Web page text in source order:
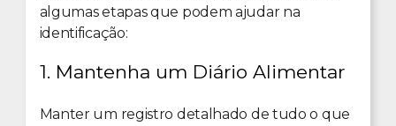
algumas etapas que podem ajudar na
identificação:
1. Mantenha um Diário Alimentar
Manter um registro detalhado de tudo o que